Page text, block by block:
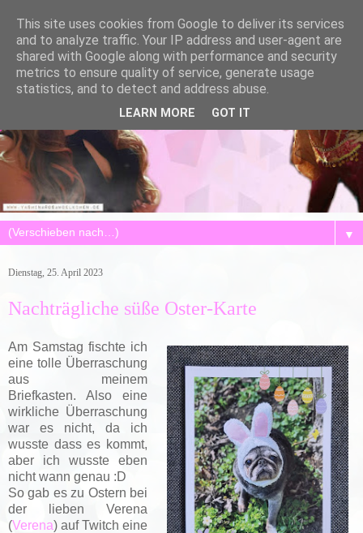
▼
Dienstag, 25. April 2023
Nachträgliche süße Oster-Karte
Am Samstag fischte ich
eine tolle Überraschung
aus meinem
Briefkasten. Also eine
wirkliche Überraschung
war es nicht, da ich
wusste dass es kommt,
aber ich wusste eben
nicht wann genau :D
So gab es zu Ostern bei
der lieben Verena
(Verena) auf Twitch eine
This site uses cookies from Google to deliver its services
and to analyze traffic. Your IP address and user-agent are
shared with Google along with performance and security
metrics to ensure quality of service, generate usage
statistics, and to detect and address abuse.
LEARN MORE GOT IT